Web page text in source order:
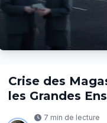
Crise des
les Grandes
7 min de lecture